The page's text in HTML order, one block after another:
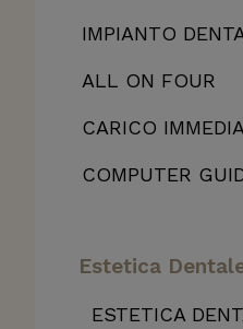
IMPIANTO
ALL ON FOUR
CARICO
COMPUTER
Estetica
ESTETICA